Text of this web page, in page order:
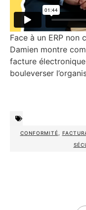
Face à un ERP non
Damien montre
facture électronique
bouleverser
CONFORMITÉ